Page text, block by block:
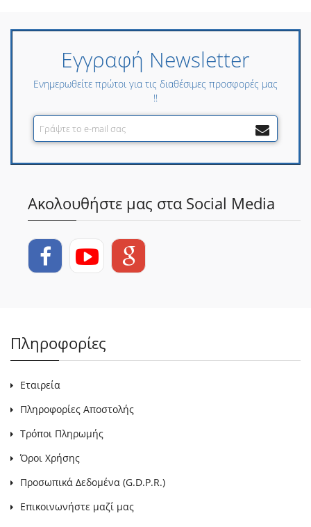
Εγγραφή Newsletter
Ενημερωθείτε πρώτοι για τις διαθέσιμες προσφορές μας
!!
Ακολουθήστε μας στα Social Media
Πληροφορίες
Εταιρεία
Πληροφορίες Αποστολής
Τρόποι Πληρωμής
Όροι Χρήσης
Προσωπικά Δεδομένα (G.D.P.R.)
Επικοινωνήστε μαζί μας